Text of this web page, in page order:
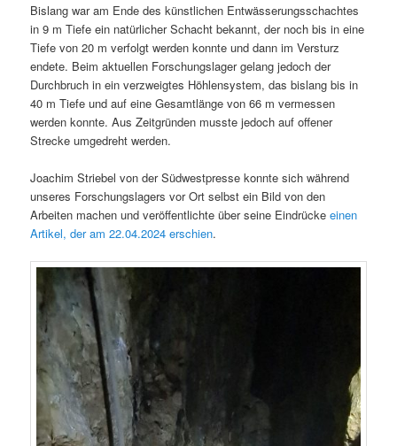
Bislang war am Ende des künstlichen Entwässerungsschachtes
in 9 m Tiefe ein natürlicher Schacht bekannt, der noch bis in eine
Tiefe von 20 m verfolgt werden konnte und dann im Versturz
endete. Beim aktuellen Forschungslager gelang jedoch der
Durchbruch in ein verzweigtes Höhlensystem, das bislang bis in
40 m Tiefe und auf eine Gesamtlänge von 66 m vermessen
werden konnte. Aus Zeitgründen musste jedoch auf offener
Strecke umgedreht werden.
Joachim Striebel von der Südwestpresse konnte sich während
unseres Forschungslagers vor Ort selbst ein Bild von den
Arbeiten machen und veröffentlichte über seine Eindrückeeinen
Artikel, der am 22.04.2024 erschien.